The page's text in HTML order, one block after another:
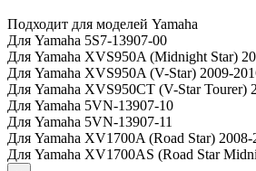
Подходит для моделей Yamaha
Для Yamaha 5S7-13907-00
Для Yamaha XVS950A (Midnight Star)
Для Yamaha XVS950A (V-Star) 2009-
Для Yamaha XVS950CT (V-Star Tourer)
Для Yamaha 5VN-13907-10
Для Yamaha 5VN-13907-11
Для Yamaha XV1700A (Road Star) 2008-
Для Yamaha XV1700AS (Road Star